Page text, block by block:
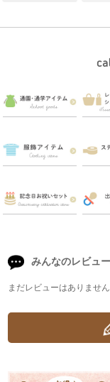
みんなのレビュー
まだレビューはありません